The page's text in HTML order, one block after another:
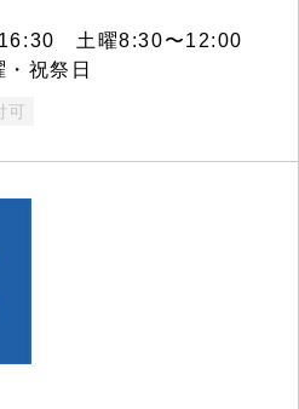
土曜8:30〜12:00
祝祭日
可